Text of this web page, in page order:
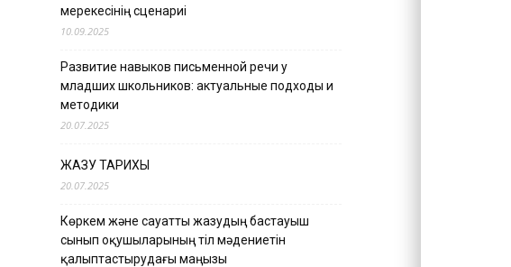
мерекесінің сценариі
10.09.2025
Развитие навыков письменной речи у
младших школьников: актуальные подходы и
методики
20.07.2025
ЖАЗУ ТАРИХЫ
20.07.2025
Көркем және сауатты жазудың бастауыш
сынып оқушыларының тіл мәдениетін
қалыптастырудағы маңызы